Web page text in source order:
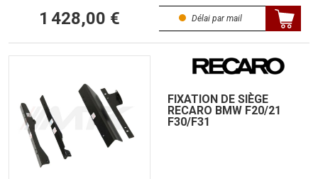
1 428,00 € Délai par mail
FIXATION DE SIÈGE
RECARO BMW F20/21
F30/F31